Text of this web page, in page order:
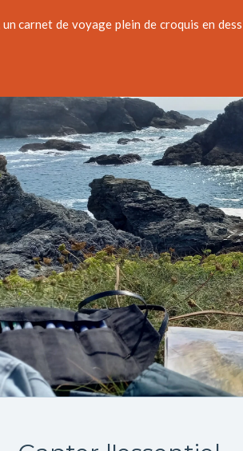
carnet de voyage plein de croquis en